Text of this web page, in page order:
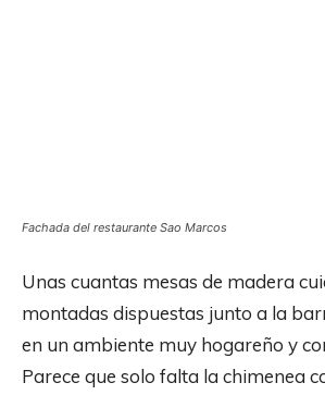
Fachada del restaurante Sao Marcos
Unas cuantas mesas de madera
montadas dispuestas junto a la
en un ambiente muy hogareño y
Parece que solo falta la chimenea